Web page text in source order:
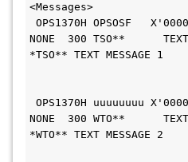
<Messages>
NONE  300 TSO**      TEXT
*TSO** TEXT
NONE  300 WTO**      TEXT
*WTO** TEXT